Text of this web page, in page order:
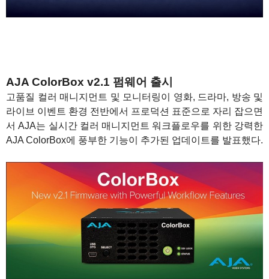
AJA ColorBox v2.1 펌웨어 출시
고품질 컬러 매니지먼트 및 모니터링이 영화, 드라마, 방송 및
라이브 이벤트 환경 전반에서 프로덕션 표준으로 자리 잡으면
서 AJA는 실시간 컬러 매니지먼트 워크플로우를 위한 강력한
AJA ColorBox에 풍부한 기능이 추가된 업데이트를 발표했다.